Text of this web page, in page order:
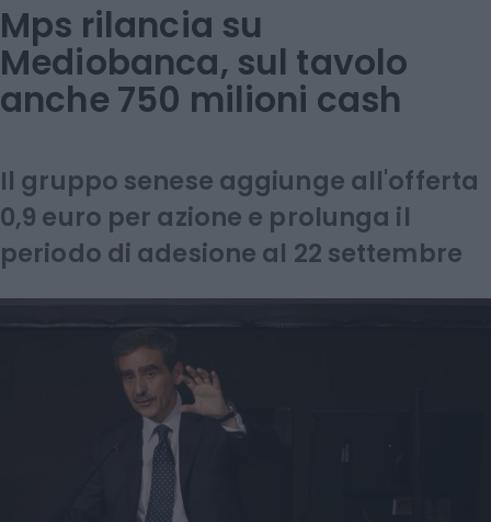
Mps rilancia su
Mediobanca, sul tavolo
anche 750 milioni cash
Il gruppo senese aggiunge all'offerta
0,9 euro per azione e prolunga il
periodo di adesione al 22 settembre